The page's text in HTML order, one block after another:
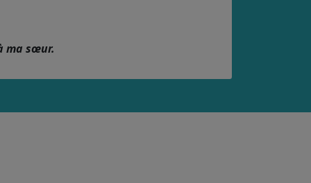
ma sœur.